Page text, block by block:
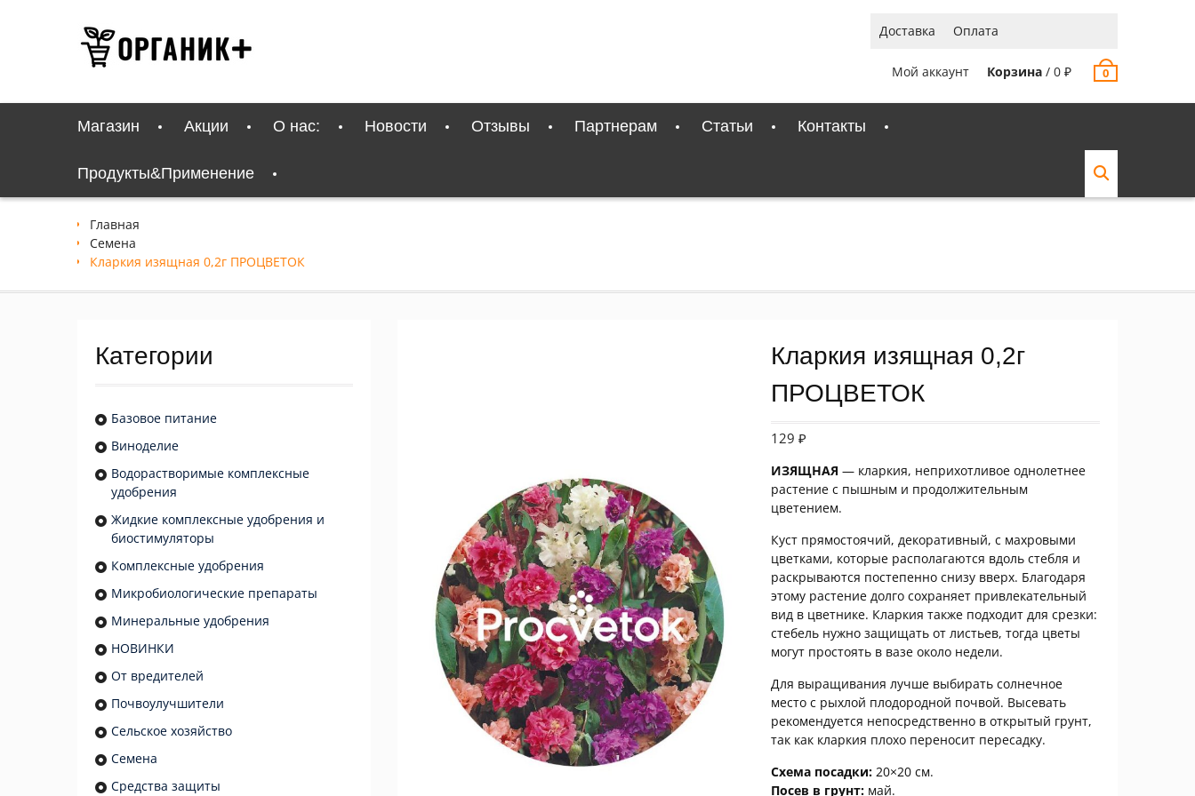
содержимому
Доставка Оплата
Мой аккаунт Корзина / 0 ₽ 0
Магазин Акции О нас: Новости Отзывы Партнерам Статьи Контакты
Продукты&Применение
Главная
Семена
Кларкия изящная 0,2г ПРОЦВЕТОК
Кларкия изящная 0,2г
ПРОЦВЕТОК
129₽
ИЗЯЩНАЯ — кларкия, неприхотливое однолетнее
растение с пышным и продолжительным
цветением.
Куст прямостоячий, декоративный, с махровыми
цветками, которые располагаются вдоль стебля и
раскрываются постепенно снизу вверх. Благодаря
этому растение долго сохраняет привлекательный
вид в цветнике. Кларкия также подходит для срезки:
стебель нужно защищать от листьев, тогда цветы
могут простоять в вазе около недели.
Для выращивания лучше выбирать солнечное
место с рыхлой плодородной почвой. Высевать
рекомендуется непосредственно в открытый грунт,
так как кларкия плохо переносит пересадку.
Схема посадки: 20×20 см.
Посев в грунт: май.
Категории
Базовое питание
Виноделие
Водорастворимые комплексные
удобрения
Жидкие комплексные удобрения и
биостимуляторы
Комплексные удобрения
Микробиологические препараты
Минеральные удобрения
НОВИНКИ
От вредителей
Почвоулучшители
Сельское хозяйство
Семена
Средства защиты